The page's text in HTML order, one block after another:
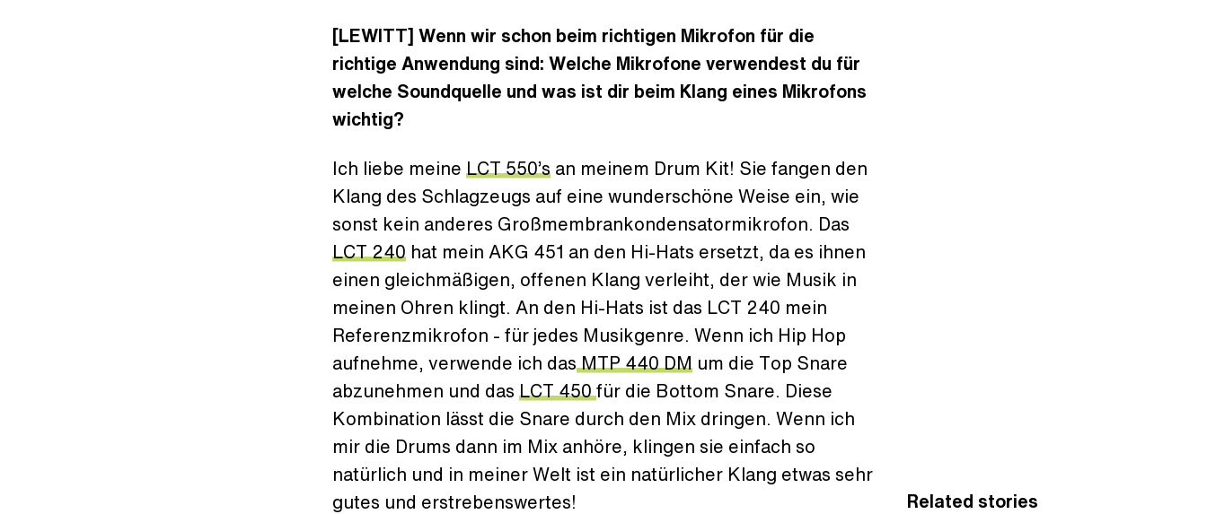
[LEWITT] Wenn wir schon beim richtigen Mikrofon für die
richtige Anwendung sind: Welche Mikrofone verwendest du für
welche Soundquelle und was ist dir beim Klang eines Mikrofons
wichtig?
Ich liebe meine LCT 550’s an meinem Drum Kit! Sie fangen den
Klang des Schlagzeugs auf eine wunderschöne Weise ein, wie
sonst kein anderes Großmembrankondensatormikrofon. Das
LCT 240 hat mein AKG 451 an den Hi-Hats ersetzt, da es ihnen
einen gleichmäßigen, offenen Klang verleiht, der wie Musik in
meinen Ohren klingt. An den Hi-Hats ist das LCT 240 mein
Referenzmikrofon - für jedes Musikgenre. Wenn ich Hip Hop
aufnehme, verwende ich dasMTP 440 DM um die Top Snare
abzunehmen und das LCT 450für die Bottom Snare. Diese
Kombination lässt die Snare durch den Mix dringen. Wenn ich
mir die Drums dann im Mix anhöre, klingen sie einfach so
natürlich und in meiner Welt ist ein natürlicher Klang etwas sehr
gutes und erstrebenswertes!
Related stories